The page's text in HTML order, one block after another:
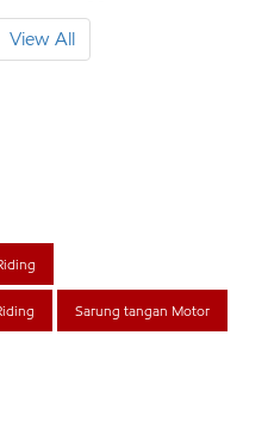
View All
Sarung tangan Motor